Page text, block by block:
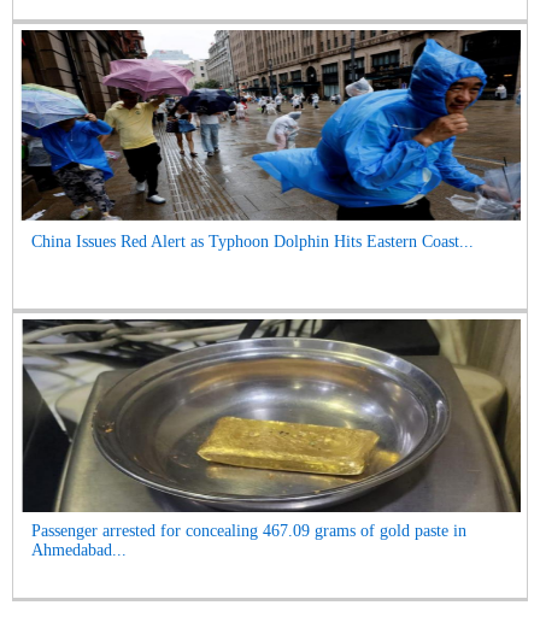
China Issues Red Alert as Typhoon Dolphin Hits Eastern Coast...
Passenger arrested for concealing 467.09 grams of gold paste in
Ahmedabad...